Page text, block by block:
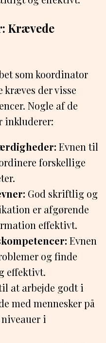
Krævede
som koordinator
kræves der visse
Nogle af de
inkluderer:
Evnen til
forskellige
God skriftlig og
er afgørende
effektivt.
Evnen
og finde
effektivt.
at arbejde godt i
med mennesker på
i